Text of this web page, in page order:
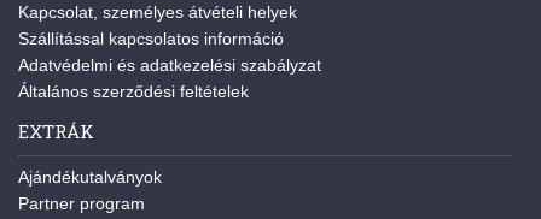
Kapcsolat, személyes átvételi helyek
Szállítással kapcsolatos információ
Adatvédelmi és adatkezelési szabályzat
Általános szerződési feltételek
EXTRÁK
Ajándékutalványok
Partner program